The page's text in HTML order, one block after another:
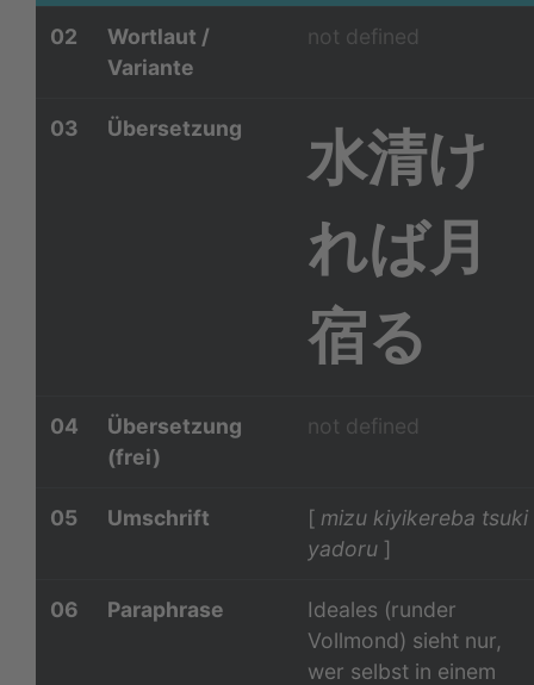
02
Wortlaut /
Variante
not defined
03 Übersetzung
水清け
れば月
宿る
04
Übersetzung
(frei)
not defined
05 Umschrift [ mizu kiyikereba tsuki
yadoru ]
06 Paraphrase
Ideales (runder
Vollmond) sieht nur,
wer selbst in einem